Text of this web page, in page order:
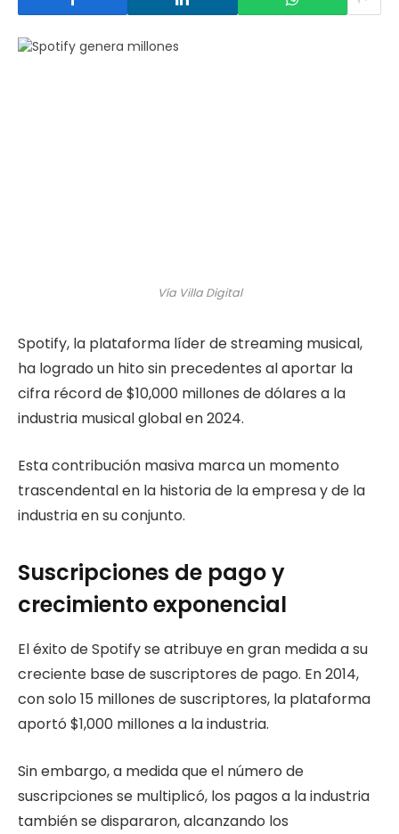
Vía Villa Digital
Spotify, la plataforma líder de streaming musical,
ha logrado un hito sin precedentes al aportar la
cifra récord de $10,000 millones de dólares a la
industria musical global en 2024.
Esta contribución masiva marca un momento
trascendental en la historia de la empresa y de la
industria en su conjunto.
Suscripciones de pago y
crecimiento exponencial
El éxito de Spotify se atribuye en gran medida a su
creciente base de suscriptores de pago. En 2014,
con solo 15 millones de suscriptores, la plataforma
aportó $1,000 millones a la industria.
Sin embargo, a medida que el número de
suscripciones se multiplicó, los pagos a la industria
también se dispararon, alcanzando los